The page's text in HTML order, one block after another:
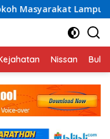
Jadi Penggerak
Nissan